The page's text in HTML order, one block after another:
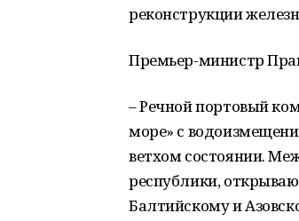
реконструкции
Премьер-министр
– Речной портовый
море» с
ветхом состоянии.
республики,
Балтийскому и